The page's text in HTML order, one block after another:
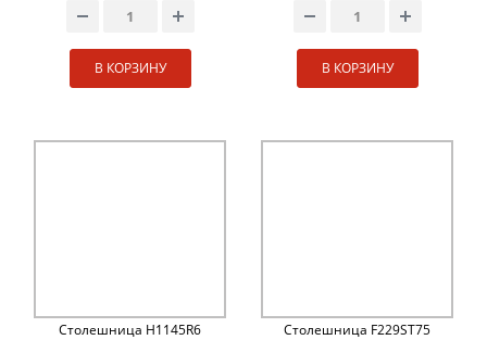
В КОРЗИНУ В КОРЗИНУ
Столешница H1145R6
Столешница F229ST75